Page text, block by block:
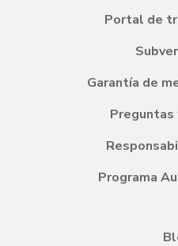
Portal de
Garantía de
Programa